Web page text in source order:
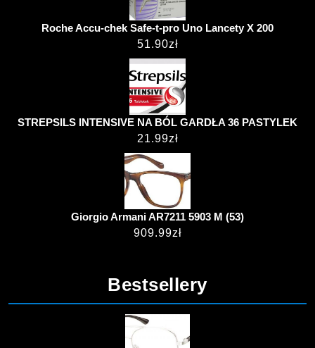
Roche Accu-chek Safe-t-pro Uno Lancety X 200
51.90zł
STREPSILS INTENSIVE NA BÓL GARDŁA 36 PASTYLEK
21.99zł
Giorgio Armani AR7211 5903 M (53)
909.99zł
Bestsellery